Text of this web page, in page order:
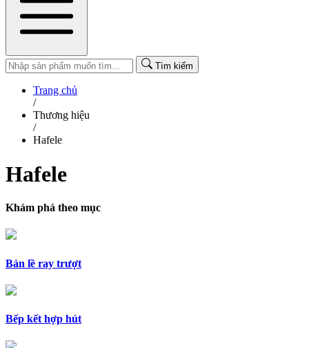
Tìm kiếm
Trang chủ
/
Thương hiệu
/
Hafele
Hafele
Khám phá theo mục
Bản lề ray trượt
Bếp kết hợp hút